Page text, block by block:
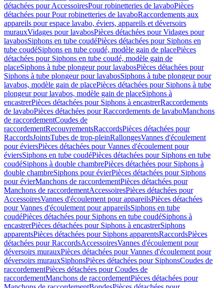
détachées pour AccessoiresPour robinetteries de lavaboPièces
détachées pour Pour robinetteries de lavaboRaccordements aux
appareils pour espace lavabo, éviers, appareils et déversoirs
murauxVidages pour lavabosPièces détachées pour Vidages pour
lavabosSiphons en tube coudéPièces détachées pour Siphons en
tube coudéSiphons en tube coudé, modèle gain de placePièces
détachées pour Siphons en tube coudé, modèle gain de
placeSiphons à tube plongeur pour lavabosPièces détachées pour
Siphons à tube plongeur pour lavabosSiphons à tube plongeur pour
lavabos, modèle gain de placePièces détachées pour Siphons à tube
plongeur pour lavabos, modèle gain de placeSiphons à
encastrerPièces détachées pour Siphons à encastrerRaccordements
de lavaboPièces détachées pour Raccordements de lavaboManchons
de raccordementCoudes de
raccordementRecouvrementsRaccordsPièces détachées pour
RaccordsJointsTubes de trop-pleinRallongesVannes d'écoulement
pour éviersPièces détachées pour Vannes d'écoulement pour
éviersSiphons en tube coudéPièces détachées pour Siphons en tube
coudéSiphons à double chambrePièces détachées pour Siphons à
double chambreSiphons pour évierPièces détachées pour Siphons
pour évierManchons de raccordementPièces détachées pour
Manchons de raccordementAccessoiresPièces détachées pour
AccessoiresVannes d'écoulement pour appareilsPièces détachées
pour Vannes d'écoulement pour appareilsSiphons en tube
coudéPièces détachées pour Siphons en tube coudéSiphons à
encastrerPièces détachées pour Siphons à encastrerSiphons
apparentsPièces détachées pour Siphons apparentsRaccordsPièces
détachées pour RaccordsAccessoiresVannes d'écoulement pour
déversoirs murauxPièces détachées pour Vannes d'écoulement pour
déversoirs murauxSiphonsPièces détachées pour SiphonsCoudes de
raccordementPièces détachées pour Coudes de
raccordementManchons de raccordementPièces détachées pour